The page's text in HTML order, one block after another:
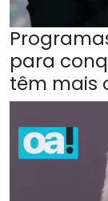
para
têm mais